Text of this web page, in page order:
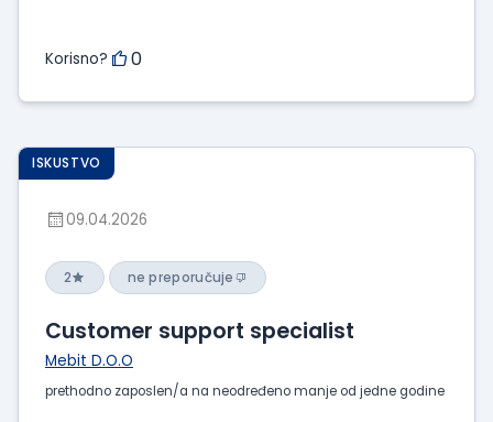
Korisno? 0
ISKUSTVO
09.04.2026
2 ne preporučuje
Customer support specialist
Mebit D.O.O
prethodno zaposlen/a na neodređeno manje od jedne godine